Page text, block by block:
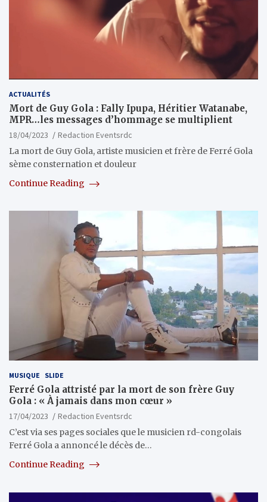
ACTUALITÉS
Mort de Guy Gola : Fally Ipupa, Héritier Watanabe,
MPR…les messages d’hommage se multiplient
18/04/2023
Redaction Eventsrdc
La mort de Guy Gola, artiste musicien et frère de Ferré Gola
sème consternation et douleur
Continue Reading
MUSIQUE SLIDE
Ferré Gola attristé par la mort de son frère Guy
Gola : « À jamais dans mon cœur »
17/04/2023
Redaction Eventsrdc
C’est via ses pages sociales que le musicien rd-congolais
Ferré Gola a annoncé le décès de…
Continue Reading